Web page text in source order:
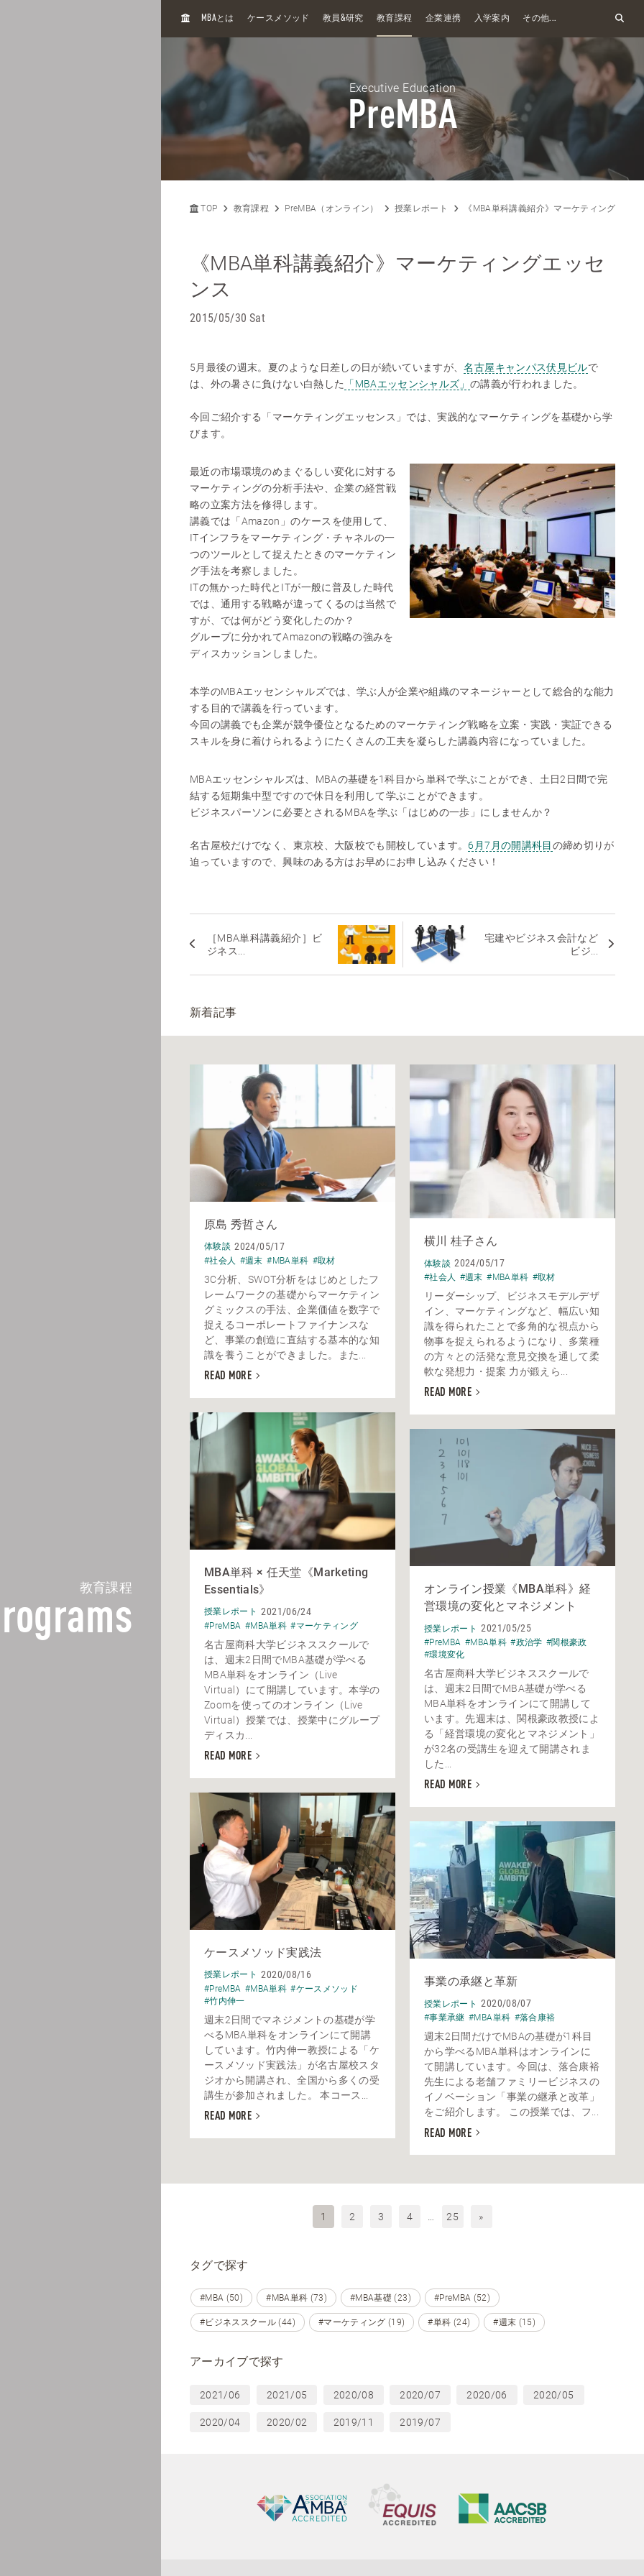
教育課程
H
MBAとは ケースメソッド 教員&研究 教育課程 企業連携 入学案内 その他...
Executive Education
PreMBA
TOP 教育課程 PreMBA（オンライン） 授業レポート 《MBA単科講義紹介》マーケティングエッ
《MBA単科講義紹介》マーケティングエッセ
ンス
2015/05/30 Sat
5月最後の週末。夏のような日差しの日が続いていますが、名古屋キャンパス伏見ビルで
は、外の暑さに負けない白熱した
「MBAエッセンシャルズ」 の講義が行われました。
今回ご紹介する「マーケティングエッセンス」では、実践的なマーケティングを基礎から学
びます。
最近の市場環境のめまぐるしい変化に対する
マーケティングの分析手法や、企業の経営戦
略の立案方法を修得します。
講義では「Amazon」のケースを使用して、
ITインフラをマーケティング・チャネルの一
つのツールとして捉えたときのマーケティン
グ手法を考察しました。
ITの無かった時代とITが一般に普及した時代
では、通用する戦略が違ってくるのは当然で
すが、では何がどう変化したのか？
グループに分かれてAmazonの戦略の強みを
ディスカッションしました。
本学のMBAエッセンシャルズでは、学ぶ人が企業や組織のマネージャーとして総合的な能力
する目的で講義を行っています。
今回の講義でも企業が競争優位となるためのマーケティング戦略を立案・実践・実証できる
スキルを身に着けられるようにたくさんの工夫を凝らした講義内容になっていました。
MBAエッセンシャルズは、MBAの基礎を1科目から単科で学ぶことができ、土日2日間で完
結する短期集中型ですので休日を利用して学ぶことができます。
ビジネスパーソンに必要とされるMBAを学ぶ「はじめの一歩」にしませんか？
名古屋校だけでなく、東京校、大阪校でも開校しています。6月7月の開講科目 の締め切りが
迫っていますので、興味のある方はお早めにお申し込みください！
［MBA単科講義紹介］ビ
ジネス...
宅建やビジネス会計など
ビジ...
新着記事
原島 秀哲さん
体験談 2024/05/17
#社会人 #週末 #MBA単科 #取材
3C分析、SWOT分析をはじめとしたフ
レームワークの基礎からマーケティン
グミックスの手法、企業価値を数字で
捉えるコーポレートファイナンスな
ど、事業の創造に直結する基本的な知
識を養うことができました。また...
READ MORE
横川 桂子さん
体験談 2024/05/17
#社会人 #週末 #MBA単科 #取材
リーダーシップ、ビジネスモデルデザ
イン、マーケティングなど、幅広い知
識を得られたことで多角的な視点から
物事を捉えられるようになり、多業種
の方々との活発な意見交換を通して柔
軟な発想力・提案 力が鍛えら...
READ MORE
MBA単科 × 任天堂《Marketing
Essentials》
授業レポート 2021/06/24
#PreMBA #MBA単科 #マーケティング
名古屋商科大学ビジネススクールで
は、週末2日間でMBA基礎が学べる
MBA単科をオンライン（Live
Virtual）にて開講しています。本学の
Zoomを使ってのオンライン（Live
Virtual）授業では、授業中にグループ
ディスカ...
READ MORE
オンライン授業《MBA単科》経
営環境の変化とマネジメント
授業レポート 2021/05/25
#PreMBA #MBA単科 #政治学 #関根豪政
#環境変化
名古屋商科大学ビジネススクールで
は、週末2日間でMBA基礎が学べる
MBA単科をオンラインにて開講して
います。先週末は、関根豪政教授によ
る「経営環境の変化とマネジメント」
が32名の受講生を迎えて開講されま
した...
READ MORE
ケースメソッド実践法
授業レポート 2020/08/16
#PreMBA #MBA単科 #ケースメソッド
#竹内伸一
週末2日間でマネジメントの基礎が学
べるMBA単科をオンラインにて開講
しています。竹内伸一教授による「ケ
ースメソッド実践法」が名古屋校スタ
ジオから開講され、全国から多くの受
講生が参加されました。 本コース...
READ MORE
事業の承継と革新
授業レポート 2020/08/07
#事業承継 #MBA単科 #落合康裕
週末2日間だけでMBAの基礎が1科目
から学べるMBA単科はオンラインに
て開講しています。今回は、落合康裕
先生による老舗ファミリービジネスの
イノベーション「事業の継承と改革」
をご紹介します。 この授業では、フ...
READ MORE
1 2 3 4 25 »
タグで探す
#MBA (50) #MBA単科 (73) #MBA基礎 (23) #PreMBA (52)
#ビジネススクール (44) #マーケティング (19) #単科 (24) #週末 (15)
アーカイブで探す
2021/06 2021/05 2020/08 2020/07 2020/06 2020/05
2020/04 2020/02 2019/11 2019/07